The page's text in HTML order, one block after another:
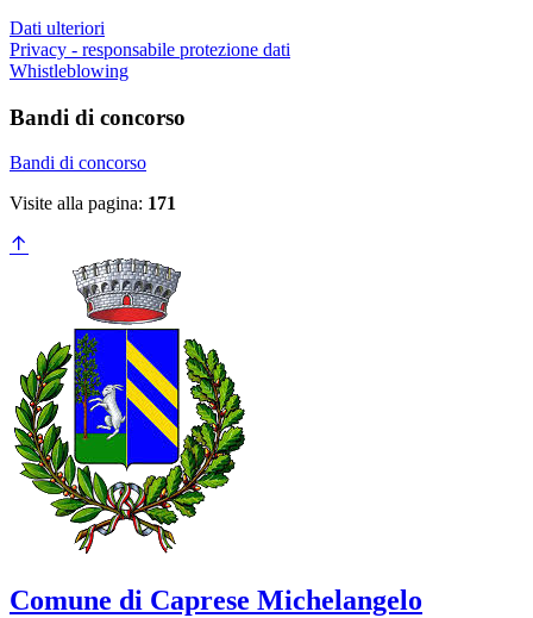
Dati ulteriori
Privacy - responsabile protezione dati
Whistleblowing
Bandi di concorso
Bandi di concorso
Visite alla pagina: 171
Comune di Caprese Michelangelo